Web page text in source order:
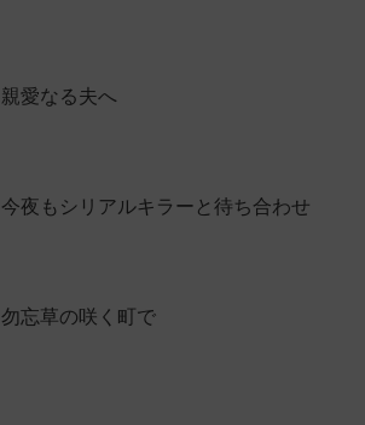
親愛なる夫へ
今夜もシリアルキラーと待ち合わせ
勿忘草の咲く町で